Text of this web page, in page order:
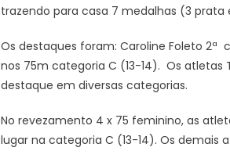
trazendo para casa 7 medalhas (3 prata
Os destaques foram: Caroline Foleto 2ª
nos 75m categoria C (13-14). Os atletas
destaque em diversas categorias.
No revezamento 4 x 75 feminino, as
lugar na categoria C (13-14). Os